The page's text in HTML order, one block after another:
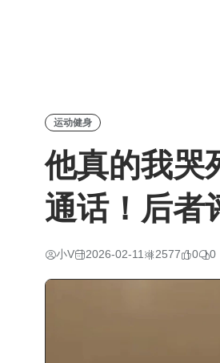
运动健身
他真的我哭
通话！后者
小V 2026-02-11 2577 0 0